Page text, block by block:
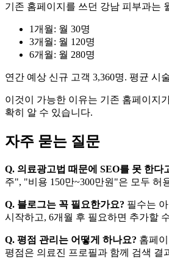
기존 홈페이지를 쓰던 강남 피부과는
1개월: 월 30명
3개월: 월 120명
6개월: 월 280명
연간 예상 신규 고객 3,360명. 평균 시
이것이 가능한 이유는 기존 홈페이지
확히 알 수 있습니다.
자주 묻는 질문
Q. 의료광고법 때문에 SEO를 못 한다
주", "비용 150만~300만원"은 모두 허
Q. 블로그는 꼭 필요한가요? 필수는
시작하고, 6개월 후 필요하면 추가할
Q. 평점 관리는 어떻게 하나요? 홈페
평점은 의료진 프로필과 함께 검색 결